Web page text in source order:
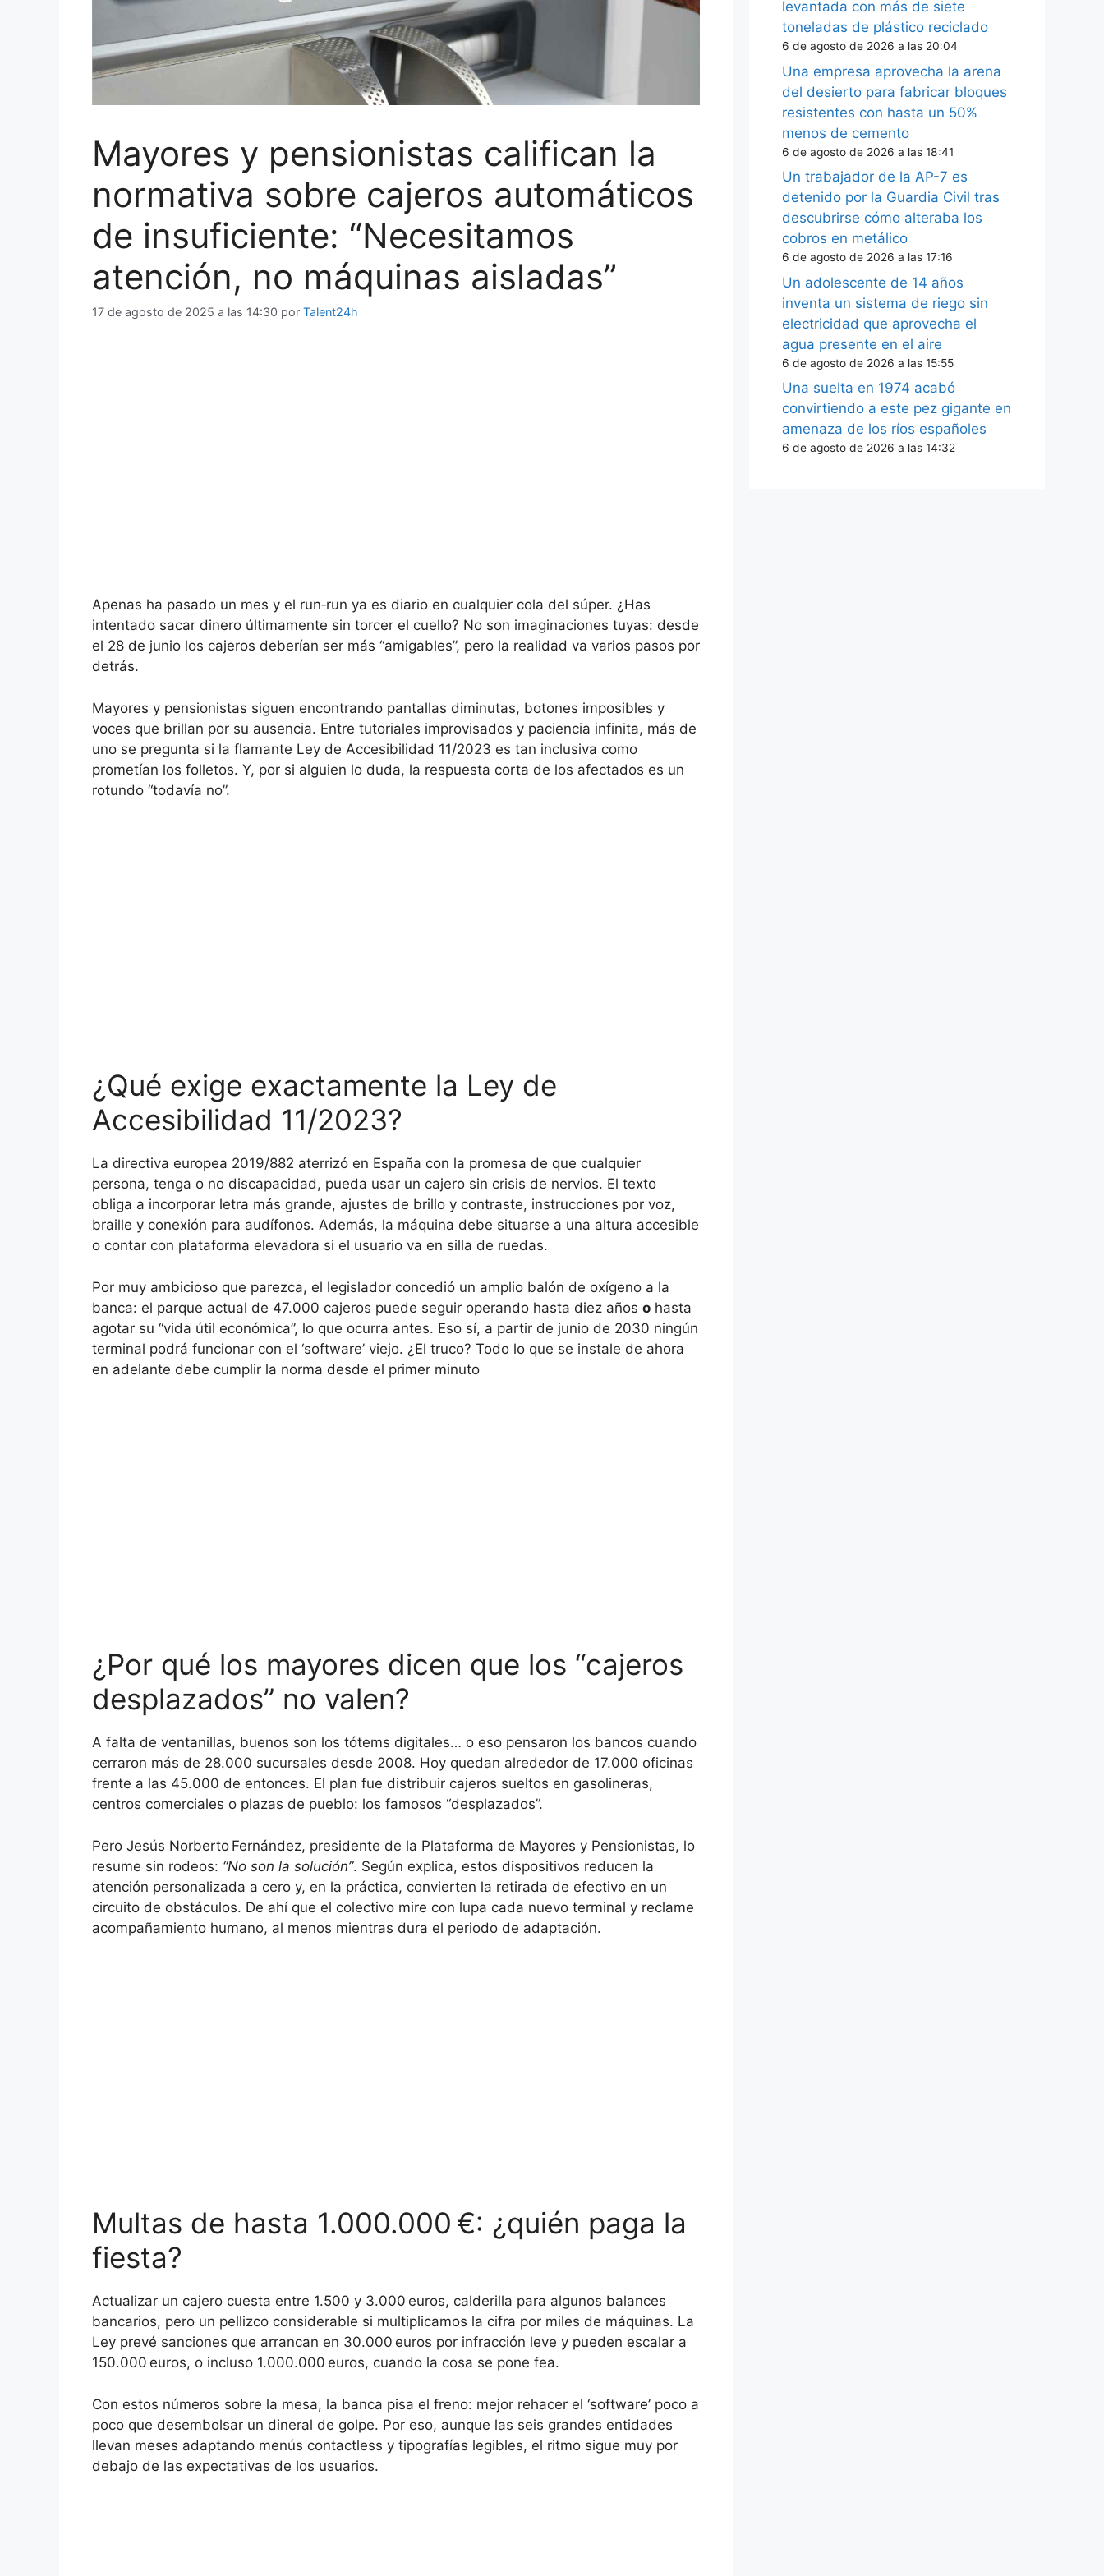
Mayores y pensionistas califican la
normativa sobre cajeros automáticos
de insuficiente: “Necesitamos
atención, no máquinas aisladas”
17 de agosto de 2025 a las 14:30 por Talent24h
Apenas ha pasado un mes y el run‑run ya es diario en cualquier cola del súper. ¿Has
intentado sacar dinero últimamente sin torcer el cuello? No son imaginaciones tuyas: desde
el 28 de junio los cajeros deberían ser más “amigables”, pero la realidad va varios pasos por
detrás.
Mayores y pensionistas siguen encontrando pantallas diminutas, botones imposibles y
voces que brillan por su ausencia. Entre tutoriales improvisados y paciencia infinita, más de
uno se pregunta si la flamante Ley de Accesibilidad 11/2023 es tan inclusiva como
prometían los folletos. Y, por si alguien lo duda, la respuesta corta de los afectados es un
rotundo “todavía no”.
¿Qué exige exactamente la Ley de
Accesibilidad 11/2023?
La directiva europea 2019/882 aterrizó en España con la promesa de que cualquier
persona, tenga o no discapacidad, pueda usar un cajero sin crisis de nervios. El texto
obliga a incorporar letra más grande, ajustes de brillo y contraste, instrucciones por voz,
braille y conexión para audífonos. Además, la máquina debe situarse a una altura accesible
o contar con plataforma elevadora si el usuario va en silla de ruedas.
Por muy ambicioso que parezca, el legislador concedió un amplio balón de oxígeno a la
banca: el parque actual de 47.000 cajeros puede seguir operando hasta diez años o hasta
agotar su “vida útil económica”, lo que ocurra antes. Eso sí, a partir de junio de 2030 ningún
terminal podrá funcionar con el ‘software’ viejo. ¿El truco? Todo lo que se instale de ahora
en adelante debe cumplir la norma desde el primer minuto
¿Por qué los mayores dicen que los “cajeros
desplazados” no valen?
A falta de ventanillas, buenos son los tótems digitales… o eso pensaron los bancos cuando
cerraron más de 28.000 sucursales desde 2008. Hoy quedan alrededor de 17.000 oficinas
frente a las 45.000 de entonces. El plan fue distribuir cajeros sueltos en gasolineras,
centros comerciales o plazas de pueblo: los famosos “desplazados”.
Pero Jesús Norberto Fernández, presidente de la Plataforma de Mayores y Pensionistas, lo
resume sin rodeos: “No son la solución”. Según explica, estos dispositivos reducen la
atención personalizada a cero y, en la práctica, convierten la retirada de efectivo en un
circuito de obstáculos. De ahí que el colectivo mire con lupa cada nuevo terminal y reclame
acompañamiento humano, al menos mientras dura el periodo de adaptación.
Multas de hasta 1.000.000 €: ¿quién paga la
fiesta?
Actualizar un cajero cuesta entre 1.500 y 3.000 euros, calderilla para algunos balances
bancarios, pero un pellizco considerable si multiplicamos la cifra por miles de máquinas. La
Ley prevé sanciones que arrancan en 30.000 euros por infracción leve y pueden escalar a
150.000 euros, o incluso 1.000.000 euros, cuando la cosa se pone fea.
Con estos números sobre la mesa, la banca pisa el freno: mejor rehacer el ‘software’ poco a
poco que desembolsar un dineral de golpe. Por eso, aunque las seis grandes entidades
llevan meses adaptando menús contactless y tipografías legibles, el ritmo sigue muy por
debajo de las expectativas de los usuarios.
levantada con más de siete
toneladas de plástico reciclado
6 de agosto de 2026 a las 20:04
Una empresa aprovecha la arena
del desierto para fabricar bloques
resistentes con hasta un 50%
menos de cemento
6 de agosto de 2026 a las 18:41
Un trabajador de la AP-7 es
detenido por la Guardia Civil tras
descubrirse cómo alteraba los
cobros en metálico
6 de agosto de 2026 a las 17:16
Un adolescente de 14 años
inventa un sistema de riego sin
electricidad que aprovecha el
agua presente en el aire
6 de agosto de 2026 a las 15:55
Una suelta en 1974 acabó
convirtiendo a este pez gigante en
amenaza de los ríos españoles
6 de agosto de 2026 a las 14:32